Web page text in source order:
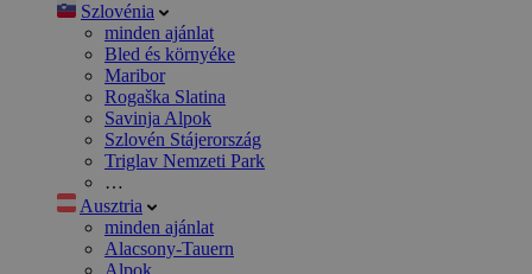
Szlovénia
minden ajánlat
Bled és környéke
Maribor
Rogaška Slatina
Savinja Alpok
Szlovén Stájerország
Triglav Nemzeti Park
…
Ausztria
minden ajánlat
Alacsony-Tauern